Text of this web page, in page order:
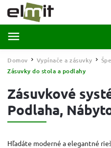
Domov / Vypínače a zásuvky /
Zásuvky do stola a podlahy
Zásuvkové
Podlaha,
Hľadáte moderné a elegantné